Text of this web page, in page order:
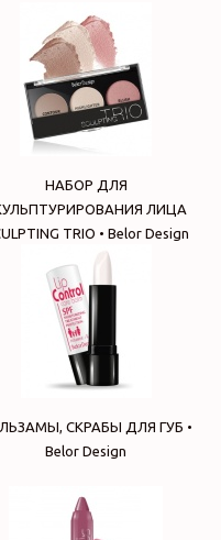
НАБОР ДЛЯ
ЛИЦА
TRIО • Belor Design
СКРАБЫ ДЛЯ ГУБ •
Belor Design